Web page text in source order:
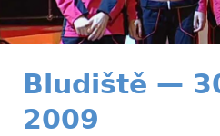
Bludiště —
2009